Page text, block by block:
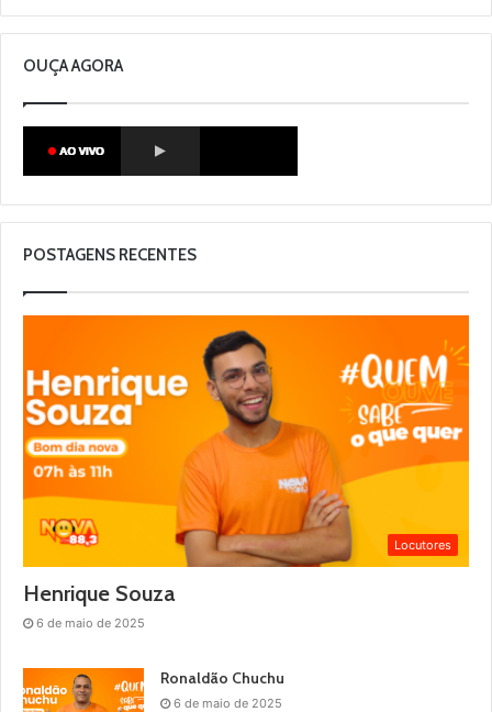
OUÇA AGORA
POSTAGENS RECENTES
Locutores
Henrique Souza
6 de maio de 2025
Ronaldão Chuchu
6 de maio de 2025